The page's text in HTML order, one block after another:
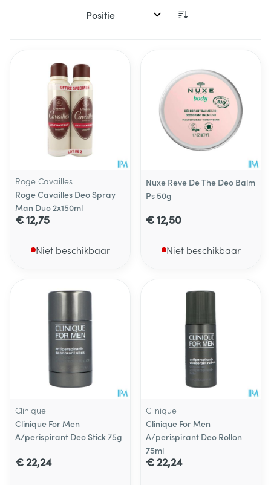
Sorteer op:
Roge Cavailles
Roge Cavailles Deo Spray
Man Duo 2x150ml
€ 12,75
Niet beschikbaar
Nuxe Reve De The Deo Balm
Ps 50g
€ 12,50
Niet beschikbaar
Clinique
Clinique For Men
A/perispirant Deo Stick 75g
€ 22,24
Clinique
Clinique For Men
A/perispirant Deo Rollon
75ml
€ 22,24